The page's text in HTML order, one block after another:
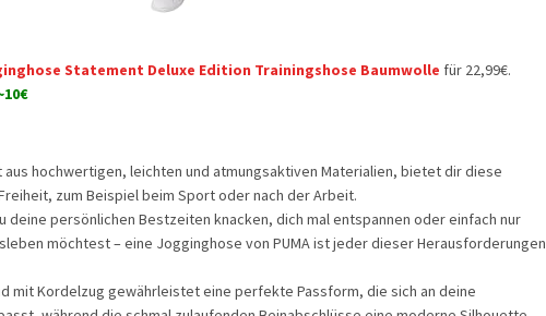
Statement Deluxe Edition Trainingshose Baumwolle für 22,99€.
aus hochwertigen, leichten und atmungsaktiven Materialien, bietet dir diese
zum Beispiel beim Sport oder nach der Arbeit.
du deine persönlichen Bestzeiten knacken, dich mal entspannen oder einfach nur
möchtest – eine Jogginghose von PUMA ist jeder dieser Herausforderungen
mit Kordelzug gewährleistet eine perfekte Passform, die sich an deine